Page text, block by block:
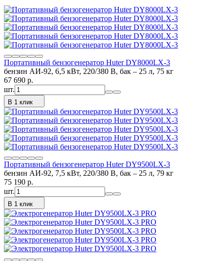
Портативный бензогенератор Huter DY8000LX-3
бензин АИ-92, 6,5 кВт, 220/380 В, бак – 25 л, 75 кг
67 690 p.
шт.
В 1 клик
Портативный бензогенератор Huter DY9500LX-3
бензин АИ-92, 7,5 кВт, 220/380 В, бак – 25 л, 79 кг
75 190 p.
шт.
В 1 клик